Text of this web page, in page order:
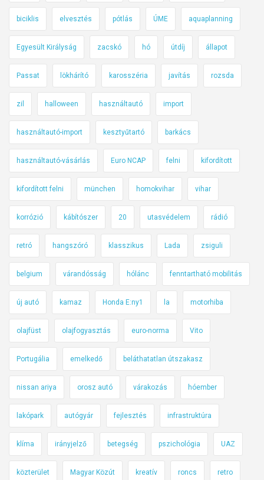
biciklis elvesztés pótlás ÚME aquaplanning
Egyesült Királyság zacskó hó útdíj állapot
Passat lökhárító karosszéria javítás rozsda
zil halloween használtautó import
használtautó-import kesztyűtartó barkács
használtautó-vásárlás Euro NCAP felni kifordított
kifordított felni münchen homokvihar vihar
korrózió kábítószer 20 utasvédelem rádió
retró hangszóró klasszikus Lada zsiguli
belgium várandósság hólánc fenntartható mobilitás
új autó kamaz Honda E:ny1 la motorhiba
olajfüst olajfogyasztás euro-norma Vito
Portugália emelkedő beláthatatlan útszakasz
nissan ariya orosz autó várakozás hóember
lakópark autógyár fejlesztés infrastruktúra
klíma irányjelző betegség pszichológia UAZ
közterület Magyar Közút kreatív roncs retro